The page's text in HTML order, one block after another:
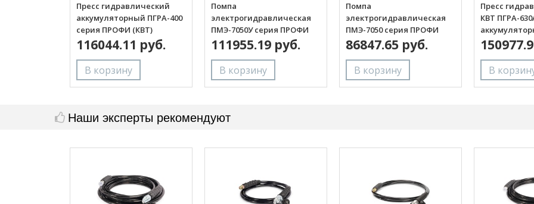
Пресс гидравлический
аккумуляторный ПГРА-400
серия ПРОФИ (КВТ)
116044.11 руб.
Помпа
электрогидравлическая
ПМЭ-7050У серия ПРОФИ
(КВТ)
111955.19 руб.
Помпа
электрогидравлическая
ПМЭ-7050 серия ПРОФИ
(КВТ)
86847.65 руб.
Пресс
КВТ ПГРА-
Наши эксперты рекомендуют